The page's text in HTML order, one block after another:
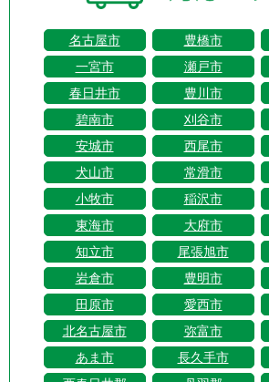
名古屋市 豊橋市
一宮市
瀬戸市
春日井市
豊川市
碧南市
刈谷市
安城市
西尾市
犬山市
常滑市
小牧市
稲沢市
東海市
大府市
知立市
尾張旭市
岩倉市
豊明市
田原市
愛西市
北名古屋市
弥富市
あま市
長久手市